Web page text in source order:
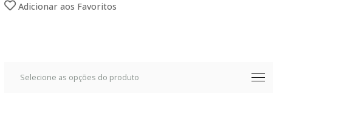
Adicionar aos Favoritos